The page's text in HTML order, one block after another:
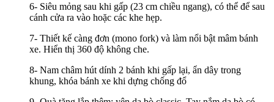
6- Siêu mỏng sau khi gấp (23 cm chiều ngang), có thể để sau
cánh cửa ra vào hoặc các khe hẹp.
7- Thiết kế càng đơn (mono fork) và làm nổi bật mâm bánh
xe. Hiển thị 360 độ không che.
8- Nam châm hút dính 2 bánh khi gấp lại, ẩn dây trong
khung, khóa bánh xe khi dựng chống đổ